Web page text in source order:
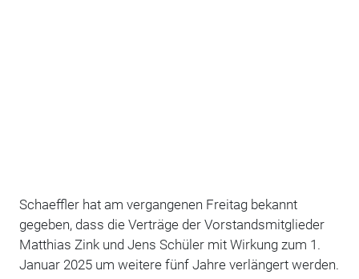
Schaeffler hat am vergangenen Freitag bekannt
gegeben, dass die Verträge der Vorstandsmitglieder
Matthias Zink und Jens Schüler mit Wirkung zum 1.
Januar 2025 um weitere fünf Jahre verlängert werden.